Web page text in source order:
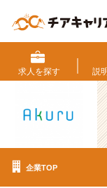
求人を探す 説
企業TOP